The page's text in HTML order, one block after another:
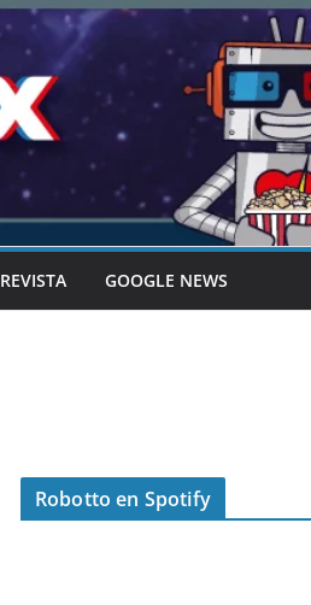
REVISTA GOOGLE NEWS
Robotto en Spotify